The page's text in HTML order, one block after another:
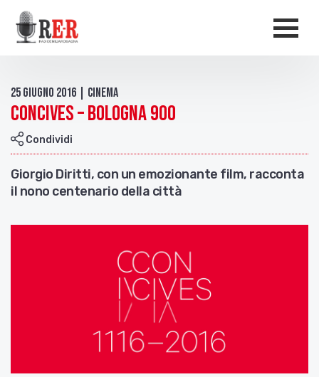
Salta al contenuto principale
25 Giugno 2016 | Cinema
Concives – Bologna 900
Condividi
Giorgio Diritti, con un emozionante film, racconta
il nono centenario della città